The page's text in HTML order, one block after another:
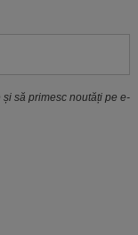
și să primesc noutăți pe e-